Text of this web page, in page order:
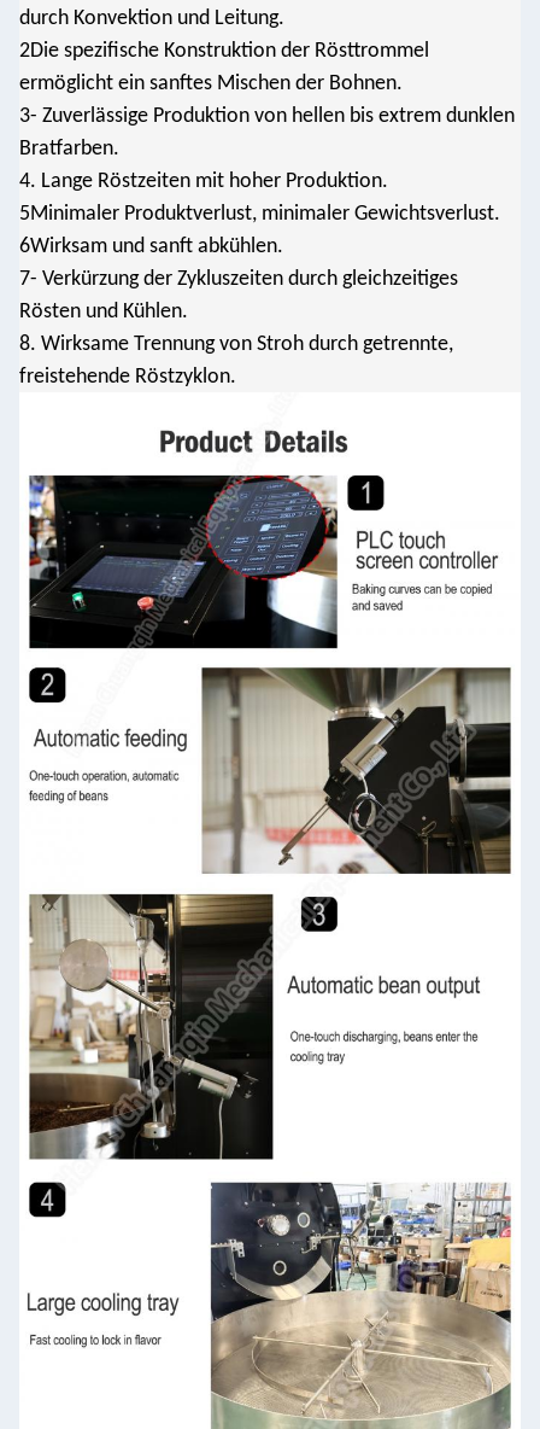
durch Konvektion und Leitung.
2Die spezifische Konstruktion der Rösttrommel
ermöglicht ein sanftes Mischen der Bohnen.
3- Zuverlässige Produktion von hellen bis extrem dunklen
Bratfarben.
4. Lange Röstzeiten mit hoher Produktion.
5Minimaler Produktverlust, minimaler Gewichtsverlust.
6Wirksam und sanft abkühlen.
7- Verkürzung der Zykluszeiten durch gleichzeitiges
Rösten und Kühlen.
8. Wirksame Trennung von Stroh durch getrennte,
freistehende Röstzyklon.